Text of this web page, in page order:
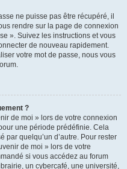
ne puisse pas être récupéré, il
rendre sur la page de connexion
». Suivez les instructions et vous
de nouveau rapidement.
votre mot de passe, nous vous
?
de moi » lors de votre connexion
une période prédéfinie. Cela
par quelqu’un d’autre. Pour rester
de moi » lors de votre
si vous accédez au forum
un cybercafé, une université,